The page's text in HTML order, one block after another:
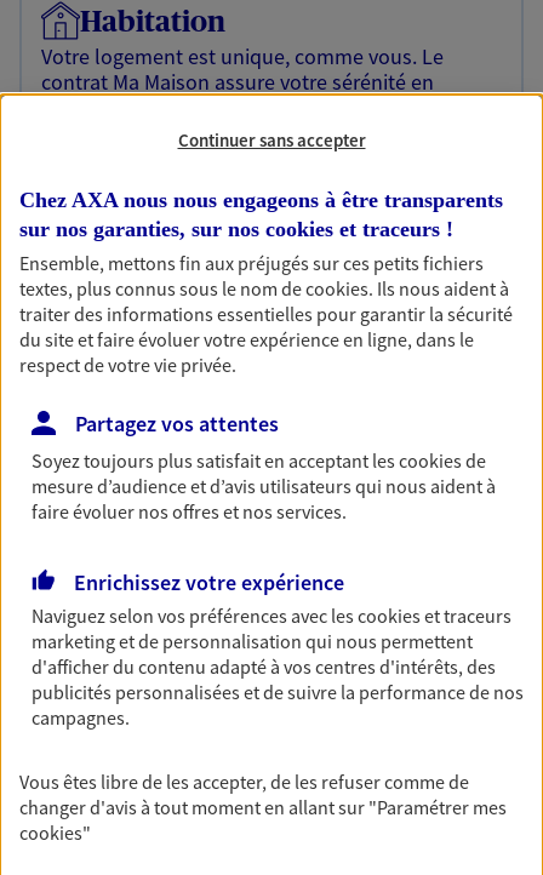
Habitation
Votre logement est unique, comme vous. Le
contrat Ma Maison assure votre sérénité en
Découvrir l'offre Habitation
OBTENIR UN TARIF EN LIGNE
Garantie Accidents de la Vie
Bricoleuse, féru de jardinage, pâtissier en herbe
ou grande lectrice… personne n'est à l'abri d'un
accident du quotidien. Avec Ma Protection
Accident, protégez votre qualité de vie et vos
revenus.
Découvrir l'offre Garantie Accidents de la Vie
OBTENIR UN TARIF EN LIGNE
Multirisque Entreprise
Gagnez en simplicité et en sérénité avec votre
assurance multirisque entreprise. Un contrat
unique pour protéger vos locaux, matériels pro,
équipements et stocks… sans oublier votre
Découvrir l'offre Multirisque Entreprise
Continuer sans accepter
Chez AXA nous nous engageons à être transparents
sur nos garanties, sur nos cookies et traceurs !
Ensemble, mettons fin aux préjugés sur ces petits fichiers
textes, plus connus sous le nom decookies. Ils nous aident à
traiter des informations essentielles pour garantir la sécurité
du site et faire évoluer votre expérience en ligne, dans le
respect de votre vie privée.
Partagez vos attentes
Soyez toujours plus satisfait en acceptant lescookiesde
mesure d’audience et d’avis utilisateurs qui nous aident à
faire évoluer nos offres et nos services.
Enrichissez votre expérience
Naviguez selon vos préférences avec lescookies et traceurs
marketing et de personnalisation qui nous permettent
d'afficher du contenu adapté à vos centres d'intérêts, des
publicités personnalisées et de suivre la performance de nos
campagnes.
Vous êtes libre de les accepter, de les refuser comme de
changer d'avis à tout moment en allant sur "Paramétrer mes
cookies"